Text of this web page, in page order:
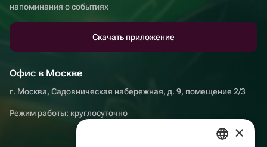
напоминания о событиях
Скачать приложение
Офис в Москве
г. Москва, Садовническая набережная, д. 9, помещение 2/3
Режим работы: круглосуточно
×